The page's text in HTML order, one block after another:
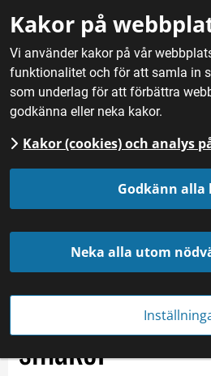
Kakor på
Vi använder kakor på vår
funktionalitet och för att samla in
som underlag för att förbättra
godkänna eller neka kakor.
Kakor (cookies) och analys
Godkänn alla
Neka alla utom
Hem / Fördjupning / Erfarenheter
Värmland – utveckling av
lyfter lokala smaker
Smaka på
utveckling av
måltidsturism
turister och
smaker